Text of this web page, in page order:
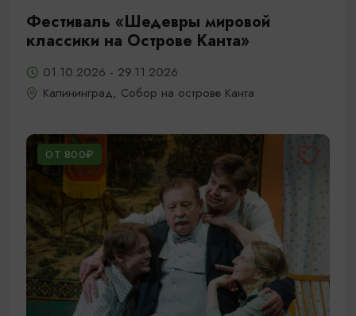
Фестиваль «Шедевры мировой
классики на Острове Канта»
01.10.2026 - 29.11.2026
Калининград, Собор на острове Канта
ОТ 800₽